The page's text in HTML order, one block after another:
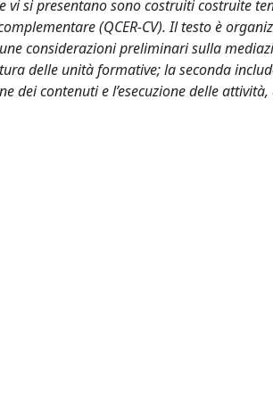
vi si presentano sono costruiti costruite
(QCER-CV). Il testo è
considerazioni preliminari sulla
delle unità formative; la seconda
dei contenuti e l’esecuzione delle